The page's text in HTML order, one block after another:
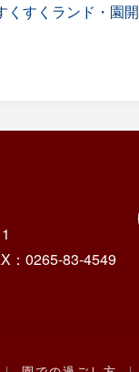
くすくランド・園
：0265-83-4549